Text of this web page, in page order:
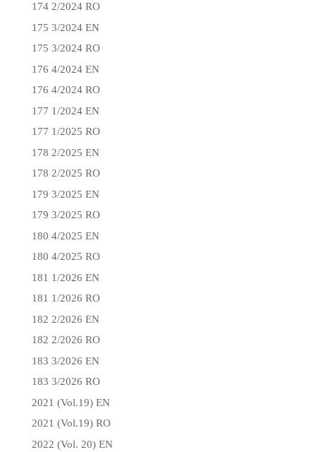
174 2/2024 RO
175 3/2024 EN
175 3/2024 RO
176 4/2024 EN
176 4/2024 RO
177 1/2024 EN
177 1/2025 RO
178 2/2025 EN
178 2/2025 RO
179 3/2025 EN
179 3/2025 RO
180 4/2025 EN
180 4/2025 RO
181 1/2026 EN
181 1/2026 RO
182 2/2026 EN
182 2/2026 RO
183 3/2026 EN
183 3/2026 RO
2021 (Vol.19) EN
2021 (Vol.19) RO
2022 (Vol. 20) EN